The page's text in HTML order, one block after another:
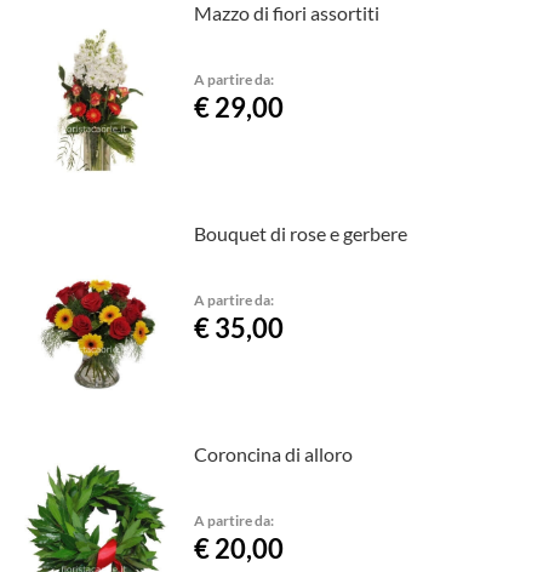
Mazzo di fiori assortiti
A partire da:
€ 29,00
Bouquet di rose e gerbere
A partire da:
€ 35,00
Coroncina di alloro
A partire da:
€ 20,00